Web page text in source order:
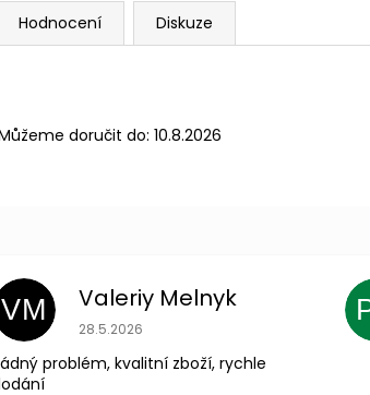
Hodnocení Diskuze
doručit do: 10.8.2026
VM Valeriy Melnyk
Hodnocení obchodu je 5 z 5 hvězdiček.
28.5.2026
problém, kvalitní zboží, rychle